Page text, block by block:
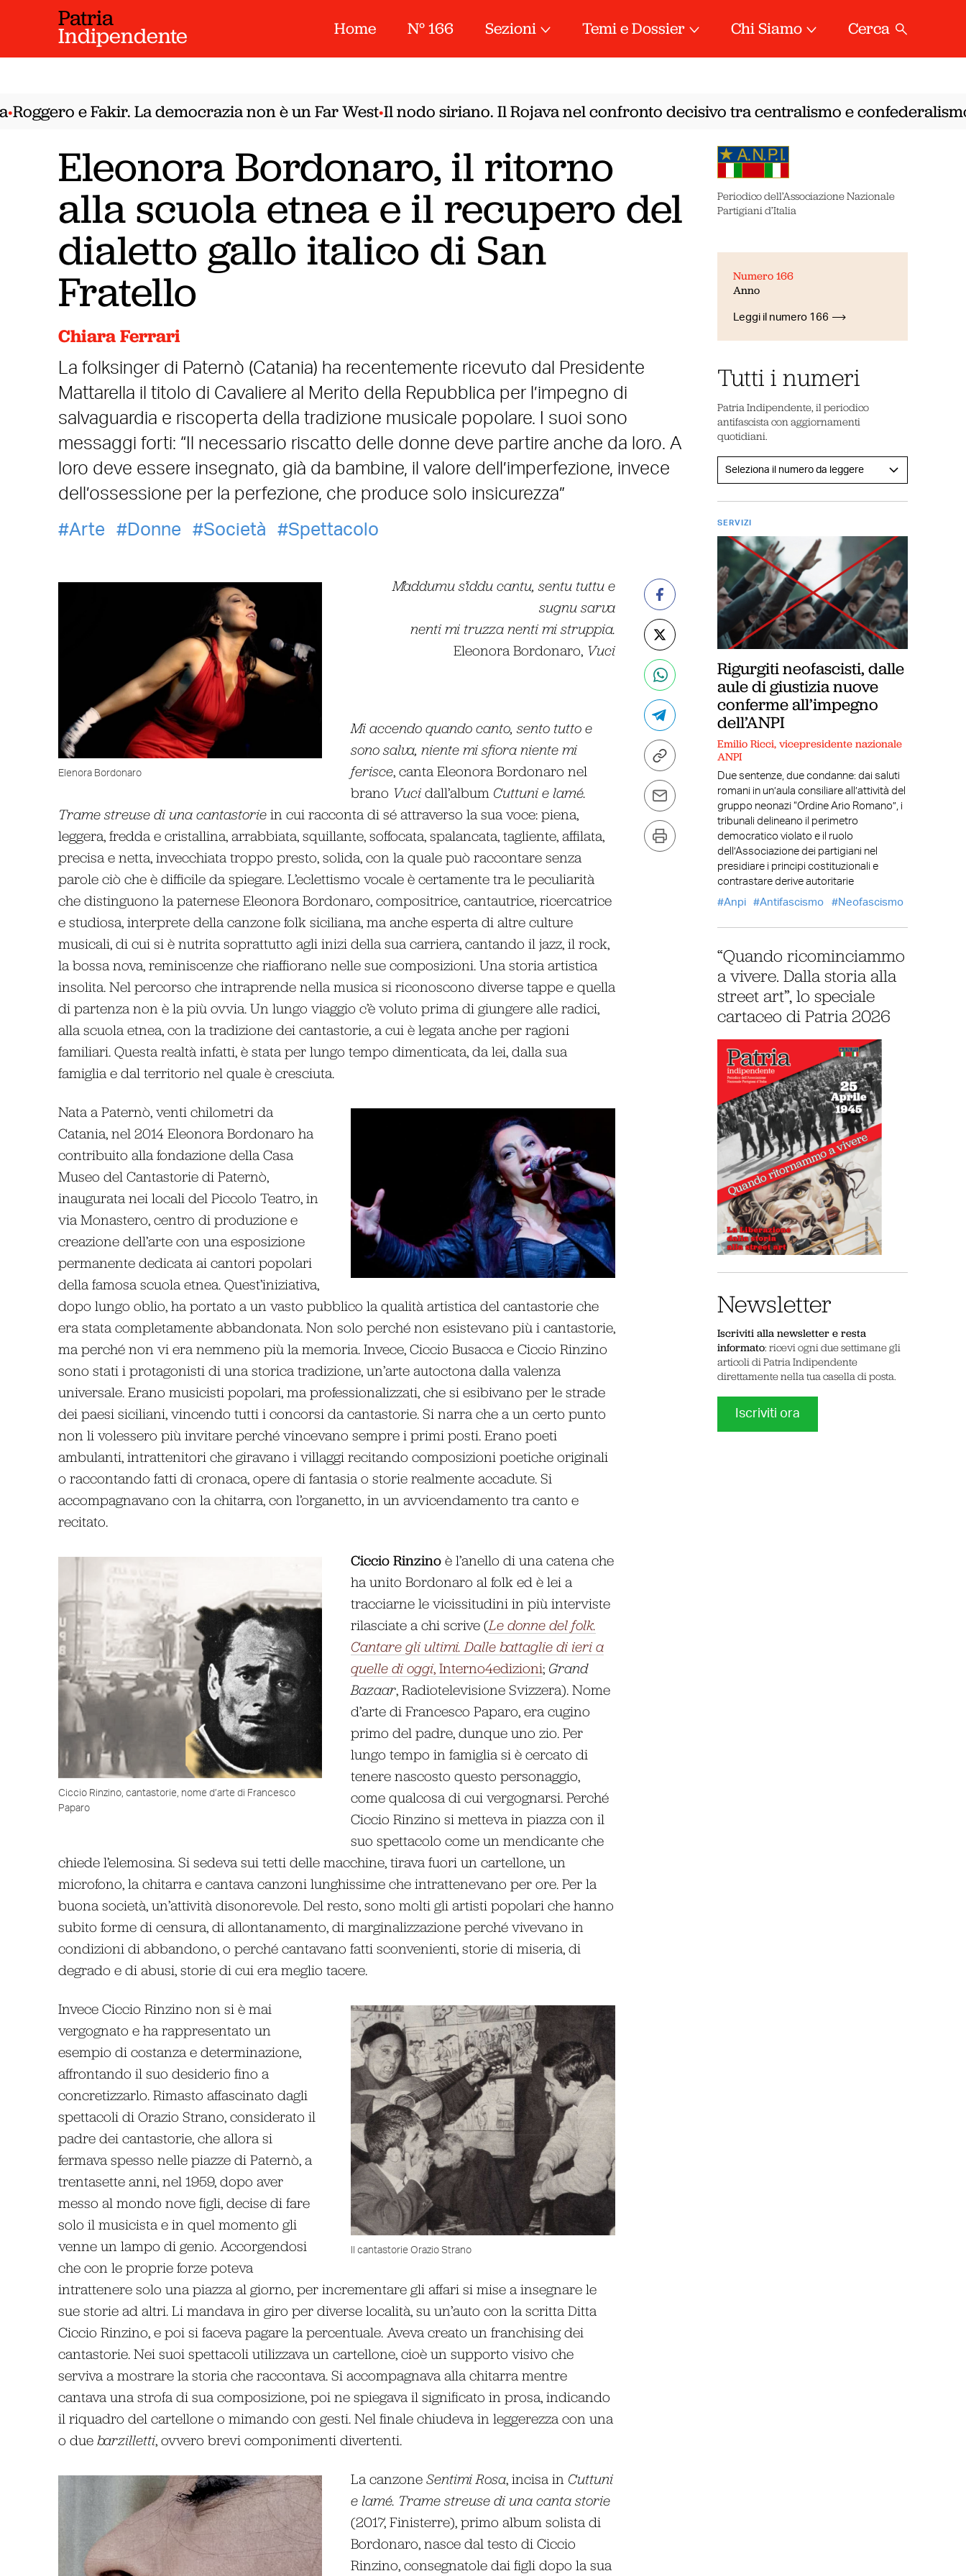
Patria
Indipendente Home N° 166 Sezioni Temi e Dossier Chi Siamo Cerca
e Fakir. La democrazia non è un Far West•Il nodo siriano. Il Rojava nel confronto decisivo tra centralismo e confederalismo•
Eleonora Bordonaro, il ritorno
alla scuola etnea e il recupero del
dialetto gallo italico di San
Fratello
Chiara Ferrari
La folksinger di Paternò (Catania) ha recentemente ricevuto dal Presidente
Mattarella il titolo di Cavaliere al Merito della Repubblica per l’impegno di
salvaguardia e riscoperta della tradizione musicale popolare. I suoi sono
messaggi forti: “Il necessario riscatto delle donne deve partire anche da loro. A
loro deve essere insegnato, già da bambine, il valore dell’imperfezione, invece
dell’ossessione per la perfezione, che produce solo insicurezza”
Arte
Donne Società Spettacolo
Elenora Bordonaro
M’addumu s’iddu cantu, sentu tuttu e
sugnu sarva
nenti mi truzza nenti mi struppia.
Eleonora Bordonaro, Vuci
Mi accendo quando canto, sento tutto e
sono salva, niente mi sfiora niente mi
ferisce , canta Eleonora Bordonaro nel
brano Vuci dall’album Cuttuni e lamé.
Trame streuse di una cantastoriein cui racconta di sé attraverso la sua voce: piena,
leggera, fredda e cristallina, arrabbiata, squillante, soffocata, spalancata, tagliente, affilata,
precisa e netta, invecchiata troppo presto, solida, con la quale può raccontare senza
parole ciò che è difficile da spiegare. L’eclettismo vocale è certamente tra le peculiarità
che distinguono la paternese Eleonora Bordonaro, compositrice, cantautrice, ricercatrice
e studiosa, interprete della canzone folk siciliana, ma anche esperta di altre culture
musicali, di cui si è nutrita soprattutto agli inizi della sua carriera, cantando il jazz, il rock,
la bossa nova, reminiscenze che riaffiorano nelle sue composizioni. Una storia artistica
insolita. Nel percorso che intraprende nella musica si riconoscono diverse tappe e quella
di partenza non è la più ovvia. Un lungo viaggio c’è voluto prima di giungere alle radici,
alla scuola etnea, con la tradizione dei cantastorie, a cui è legata anche per ragioni
familiari. Questa realtà infatti, è stata per lungo tempo dimenticata, da lei, dalla sua
famiglia e dal territorio nel quale è cresciuta.
Nata a Paternò, venti chilometri da
Catania, nel 2014 Eleonora Bordonaro ha
contribuito alla fondazione della Casa
Museo del Cantastorie di Paternò,
inaugurata nei locali del Piccolo Teatro, in
via Monastero, centro di produzione e
creazione dell’arte con una esposizione
permanente dedicata ai cantori popolari
della famosa scuola etnea. Quest’iniziativa,
dopo lungo oblio, ha portato a un vasto pubblico la qualità artistica del cantastorie che
era stata completamente abbandonata. Non solo perché non esistevano più i cantastorie,
ma perché non vi era nemmeno più la memoria. Invece, Ciccio Busacca e Ciccio Rinzino
sono stati i protagonisti di una storica tradizione, un’arte autoctona dalla valenza
universale. Erano musicisti popolari, ma professionalizzati, che si esibivano per le strade
dei paesi siciliani, vincendo tutti i concorsi da cantastorie. Si narra che a un certo punto
non li volessero più invitare perché vincevano sempre i primi posti. Erano poeti
ambulanti, intrattenitori che giravano i villaggi recitando composizioni poetiche originali
o raccontando fatti di cronaca, opere di fantasia o storie realmente accadute. Si
accompagnavano con la chitarra, con l’organetto, in un avvicendamento tra canto e
recitato.
Ciccio Rinzino, cantastorie, nome d’arte di Francesco
Paparo
Ciccio Rinzino è l’anello di una catena che
ha unito Bordonaro al folk ed è lei a
tracciarne le vicissitudini in più interviste
rilasciate a chi scrive (Le donne del folk.
Cantare gli ultimi. Dalle battaglie di ieri a
quelle di oggi , Interno4edizioni; Grand
Bazaar , Radiotelevisione Svizzera). Nome
d’arte di Francesco Paparo, era cugino
primo del padre, dunque uno zio. Per
lungo tempo in famiglia si è cercato di
tenere nascosto questo personaggio,
come qualcosa di cui vergognarsi. Perché
Ciccio Rinzino si metteva in piazza con il
suo spettacolo come un mendicante che
chiede l’elemosina. Si sedeva sui tetti delle macchine, tirava fuori un cartellone, un
microfono, la chitarra e cantava canzoni lunghissime che intrattenevano per ore. Per la
buona società, un’attività disonorevole. Del resto, sono molti gli artisti popolari che hanno
subito forme di censura, di allontanamento, di marginalizzazione perché vivevano in
condizioni di abbandono, o perché cantavano fatti sconvenienti, storie di miseria, di
degrado e di abusi, storie di cui era meglio tacere.
Il cantastorie Orazio Strano
Invece Ciccio Rinzino non si è mai
vergognato e ha rappresentato un
esempio di costanza e determinazione,
affrontando il suo desiderio fino a
concretizzarlo. Rimasto affascinato dagli
spettacoli di Orazio Strano, considerato il
padre dei cantastorie, che allora si
fermava spesso nelle piazze di Paternò, a
trentasette anni, nel 1959, dopo aver
messo al mondo nove figli, decise di fare
solo il musicista e in quel momento gli
venne un lampo di genio. Accorgendosi
che con le proprie forze poteva
intrattenere solo una piazza al giorno, per incrementare gli affari si mise a insegnare le
sue storie ad altri. Li mandava in giro per diverse località, su un’auto con la scritta Ditta
Ciccio Rinzino, e poi si faceva pagare la percentuale. Aveva creato un franchising dei
cantastorie. Nei suoi spettacoli utilizzava un cartellone, cioè un supporto visivo che
serviva a mostrare la storia che raccontava. Si accompagnava alla chitarra mentre
cantava una strofa di sua composizione, poi ne spiegava il significato in prosa, indicando
il riquadro del cartellone o mimando con gesti. Nel finale chiudeva in leggerezza con una
o due barzilletti, ovvero brevi componimenti divertenti.
La canzoneSentimi Rosa , incisa in Cuttuni
e lamé. Trame streuse di una canta storie
(2017, Finisterre), primo album solista di
Bordonaro, nasce dal testo di Ciccio
Rinzino, consegnatole dai figli dopo la sua
Periodico dell’Associazione Nazionale
Partigiani d’Italia
Numero 166
Anno
Leggi il numero 166
Tutti i numeri
Patria Indipendente, il periodico
antifascista con aggiornamenti
quotidiani.
SERVIZI
Rigurgiti neofascisti, dalle
aule di giustizia nuove
conferme all’impegno
dell’ANPI
Emilio Ricci, vicepresidente nazionale
ANPI
Due sentenze, due condanne: dai saluti
romani in un’aula consiliare all’attività del
gruppo neonazi “Ordine Ario Romano”, i
tribunali delineano il perimetro
democratico violato e il ruolo
dell’Associazione dei partigiani nel
presidiare i principi costituzionali e
contrastare derive autoritarie
Anpi
Antifascismo Neofascismo
“Quando ricominciammo
a vivere. Dalla storia alla
street art”, lo speciale
cartaceo di Patria 2026
Newsletter
Iscriviti alla newsletter e resta
informato: ricevi ogni due settimane gli
articoli di Patria Indipendente
direttamente nella tua casella di posta.
Iscriviti ora